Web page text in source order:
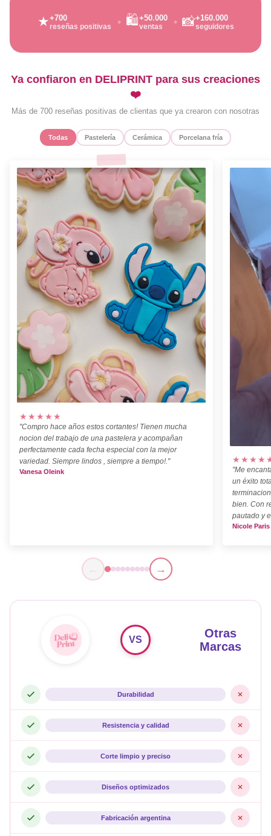
★+700
reseñas positivas 🛍️+50.000
ventas 📸+160.000
seguidores
Ya confiaron en DELIPRINT para sus creaciones
❤️
Más de 700 reseñas positivas de clientas que ya crearon con nosotras
Todas Pastelería Cerámica Porcelana fría
★★★★★
"Compro hace años estos cortantes! Tienen mucha
nocion del trabajo de una pastelera y acompañan
perfectamente cada fecha especial con la mejor
variedad. Siempre lindos , siempre a tiempo!."
Vanesa Oleink
"Me
un éxito
bien. Con
pautado y
Nicole Paris
← →
Otras
Marcas
VS
Durabilidad
Resistencia y calidad
Corte limpio y preciso
Diseños optimizados
Fabricación argentina